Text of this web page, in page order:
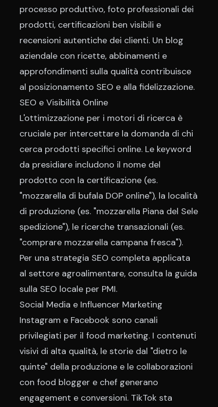
processo produttivo, foto professionali dei
prodotti, certificazioni ben visibili e
recensioni autentiche dei clienti. Un blog
aziendale con ricette, abbinamenti e
approfondimenti sulla qualità contribuisce
al posizionamento SEO e alla fidelizzazione.
SEO e Visibilità Online
L'ottimizzazione per i motori di ricerca è
cruciale per intercettare la domanda di chi
cerca prodotti specifici online. Le keyword
da presidiare includono il nome del
prodotto con la certificazione (es.
"mozzarella di bufala DOP online"), la località
di produzione (es. "mozzarella Piana del Sele
spedizione"), le ricerche transazionali (es.
"comprare mozzarella campana fresca").
Per una strategia SEO completa applicata
al settore agroalimentare, consulta la guida
sulla SEO locale per PMI.
Social Media e Influencer Marketing
Instagram e Facebook sono canali
privilegiati per il food marketing. I contenuti
visivi di alta qualità, le storie dal "dietro le
quinte" della produzione e le collaborazioni
con food blogger e chef generano
engagement e conversioni. TikTok sta